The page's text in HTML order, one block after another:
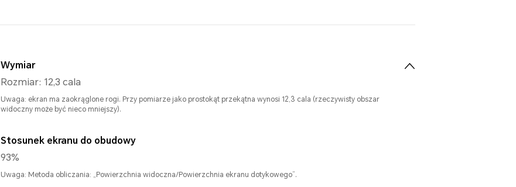
Wymiar
Rozmiar: 12,3 cala
Uwaga: ekran ma zaokrąglone rogi. Przy pomiarze jako prostokąt przekątna wynosi 12,3 cala (rzeczywisty obszar
widoczny może być nieco mniejszy).
Stosunek ekranu do obudowy
93%
Uwaga: Metoda obliczania: „Powierzchnia widoczna/Powierzchnia ekranu dotykowego”.